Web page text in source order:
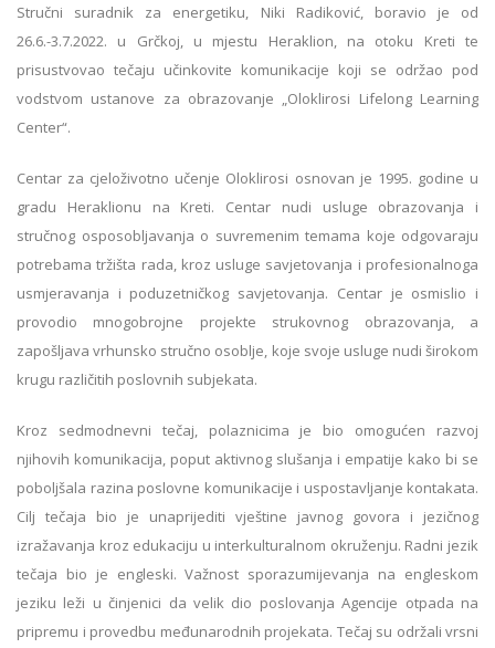
Stručni suradnik za energetiku, Niki Radiković, boravio je od
26.6.-3.7.2022. u Grčkoj, u mjestu Heraklion, na otoku Kreti te
prisustvovao tečaju učinkovite komunikacije koji se održao pod
vodstvom ustanove za obrazovanje „Oloklirosi Lifelong Learning
Center“.
Centar za cjeloživotno učenje Oloklirosi osnovan je 1995. godine u
gradu Heraklionu na Kreti. Centar nudi usluge obrazovanja i
stručnog osposobljavanja o suvremenim temama koje odgovaraju
potrebama tržišta rada, kroz usluge savjetovanja i profesionalnoga
usmjeravanja i poduzetničkog savjetovanja. Centar je osmislio i
provodio mnogobrojne projekte strukovnog obrazovanja, a
zapošljava vrhunsko stručno osoblje, koje svoje usluge nudi širokom
krugu različitih poslovnih subjekata.
Kroz sedmodnevni tečaj, polaznicima je bio omogućen razvoj
njihovih komunikacija, poput aktivnog slušanja i empatije kako bi se
poboljšala razina poslovne komunikacije i uspostavljanje kontakata.
Cilj tečaja bio je unaprijediti vještine javnog govora i jezičnog
izražavanja kroz edukaciju u interkulturalnom okruženju. Radni jezik
tečaja bio je engleski. Važnost sporazumijevanja na engleskom
jeziku leži u činjenici da velik dio poslovanja Agencije otpada na
pripremu i provedbu međunarodnih projekata. Tečaj su održali vrsni